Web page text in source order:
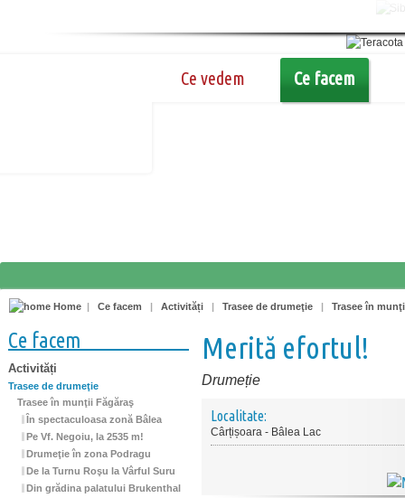
Ce vedem Ce facem
Home | Ce facem | Activități | Trasee de drumeţie | Trasee în
Ce facem
Activități
Trasee de drumeţie
Trasee în munţii Făgăraş
În spectaculoasa zonă Bâlea
Pe Vf. Negoiu, la 2535 m!
Drumeţie în zona Podragu
De la Turnu Roşu la Vârful Suru
Din grădina palatului Brukenthal
Merită efortul!
Drumeție
Localitate:
Cârțișoara - Bâlea Lac